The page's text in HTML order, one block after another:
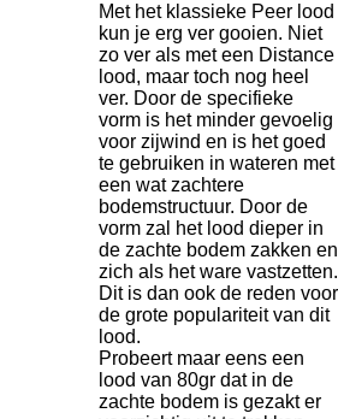
Met het klassieke Peer lood
kun je erg ver gooien. Niet
zo ver als met een Distance
lood, maar toch nog heel
ver. Door de specifieke
vorm is het minder gevoelig
voor zijwind en is het goed
te gebruiken in wateren met
een wat zachtere
bodemstructuur. Door de
vorm zal het lood dieper in
de zachte bodem zakken en
zich als het ware vastzetten.
Dit is dan ook de reden voor
de grote populariteit van dit
lood.
Probeert maar eens een
lood van 80gr dat in de
zachte bodem is gezakt er